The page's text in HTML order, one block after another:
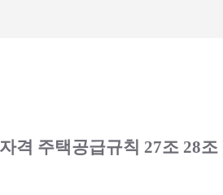
격 주택공급규칙 27조 28조